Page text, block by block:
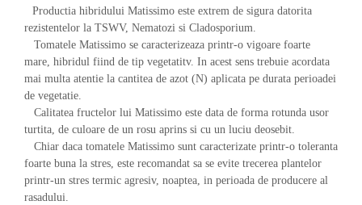
Cabluri si incarcatoare acumulator
Echipamente de ridicat
Chinga ancorare
Depozitare si organizare
Freza de zapada
Echipamente de curatenie
Productia hibridului Matissimo este extrem de sigura datorita
rezistentelor la TSWV, Nematozi si Cladosporium.
Tomatele Matissimo se caracterizeaza printr-o vigoare foarte
mare, hibridul fiind de tip vegetatitv. In acest sens trebuie acordata
mai multa atentie la cantitea de azot (N) aplicata pe durata perioadei
de vegetatie.
Calitatea fructelor lui Matissimo este data de forma rotunda usor
turtita, de culoare de un rosu aprins si cu un luciu deosebit.
Chiar daca tomatele Matissimo sunt caracterizate printr-o toleranta
foarte buna la stres, este recomandat sa se evite trecerea plantelor
printr-un stres termic agresiv, noaptea, in perioada de producere al
rasadului.